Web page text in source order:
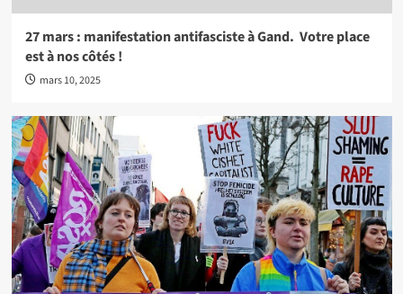
27 mars : manifestation antifasciste à Gand. Votre place
est à nos côtés !
mars 10, 2025